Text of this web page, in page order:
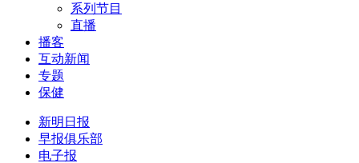
系列节目
直播
播客
互动新闻
专题
保健
新明日报
早报俱乐部
电子报